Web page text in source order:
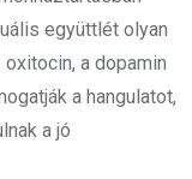
együttlét olyan
a dopamin
a hangulatot,
a jó